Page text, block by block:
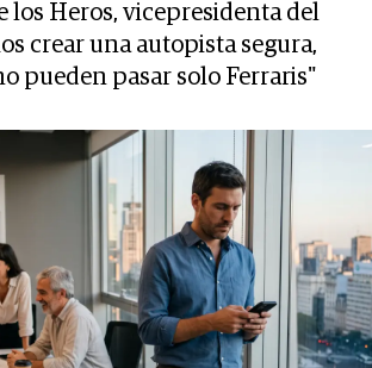
los Heros, vicepresidenta del
crear una autopista segura,
pueden pasar solo Ferraris"